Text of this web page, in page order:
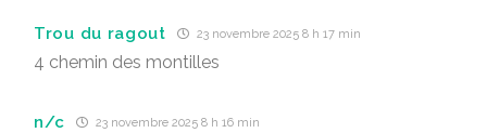
Trou du ragout 23 novembre 2025 8 h 17 min
4 chemin des montilles
n/c 23 novembre 2025 8 h 16 min